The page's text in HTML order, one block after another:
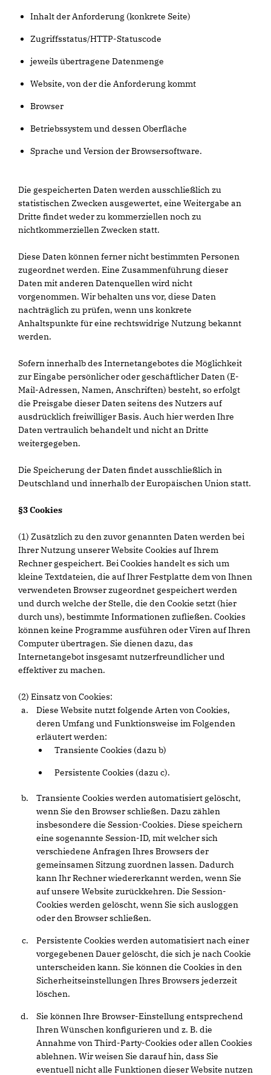
Inhalt der Anforderung (konkrete Seite)
Zugriffsstatus/HTTP-Statuscode
jeweils übertragene Datenmenge
Website, von der die Anforderung kommt
Browser
Betriebssystem und dessen Oberfläche
Sprache und Version der Browsersoftware.
Die gespeicherten Daten werden ausschließlich zu
statistischen Zwecken ausgewertet, eine Weitergabe an
Dritte findet weder zu kommerziellen noch zu
nichtkommerziellen Zwecken statt.
Diese Daten können ferner nicht bestimmten Personen
zugeordnet werden. Eine Zusammenführung dieser
Daten mit anderen Datenquellen wird nicht
vorgenommen. Wir behalten uns vor, diese Daten
nachträglich zu prüfen, wenn uns konkrete
Anhaltspunkte für eine rechtswidrige Nutzung bekannt
werden.
Sofern innerhalb des Internetangebotes die Möglichkeit
zur Eingabe persönlicher oder geschäftlicher Daten (E-
Mail-Adressen, Namen, Anschriften) besteht, so erfolgt
die Preisgabe dieser Daten seitens des Nutzers auf
ausdrücklich freiwilliger Basis. Auch hier werden Ihre
Daten vertraulich behandelt und nicht an Dritte
weitergegeben.
Die Speicherung der Daten findet ausschließlich in
Deutschland und innerhalb der Europäischen Union statt.
§3 Cookies
(1) Zusätzlich zu den zuvor genannten Daten werden bei
Ihrer Nutzung unserer Website Cookies auf Ihrem
Rechner gespeichert. Bei Cookies handelt es sich um
kleine Textdateien, die auf Ihrer Festplatte dem von Ihnen
verwendeten Browser zugeordnet gespeichert werden
und durch welche der Stelle, die den Cookie setzt (hier
durch uns), bestimmte Informationen zufließen. Cookies
können keine Programme ausführen oder Viren auf Ihren
Computer übertragen. Sie dienen dazu, das
Internetangebot insgesamt nutzerfreundlicher und
effektiver zu machen.
(2) Einsatz von Cookies:
Diese Website nutzt folgende Arten von Cookies,
deren Umfang und Funktionsweise im Folgenden
erläutert werden:
Transiente Cookies (dazu b)
Persistente Cookies (dazu c).
Transiente Cookies werden automatisiert gelöscht,
wenn Sie den Browser schließen. Dazu zählen
insbesondere die Session-Cookies. Diese speichern
eine sogenannte Session-ID, mit welcher sich
verschiedene Anfragen Ihres Browsers der
gemeinsamen Sitzung zuordnen lassen. Dadurch
kann Ihr Rechner wiedererkannt werden, wenn Sie
auf unsere Website zurückkehren. Die Session-
Cookies werden gelöscht, wenn Sie sich ausloggen
oder den Browser schließen.
Persistente Cookies werden automatisiert nach einer
vorgegebenen Dauer gelöscht, die sich je nach Cookie
unterscheiden kann. Sie können die Cookies in den
Sicherheitseinstellungen Ihres Browsers jederzeit
löschen.
Sie können Ihre Browser-Einstellung entsprechend
Ihren Wünschen konfigurieren und z. B. die
Annahme von Third-Party-Cookies oder allen Cookies
ablehnen. Wir weisen Sie darauf hin, dass Sie
eventuell nicht alle Funktionen dieser Website nutzen